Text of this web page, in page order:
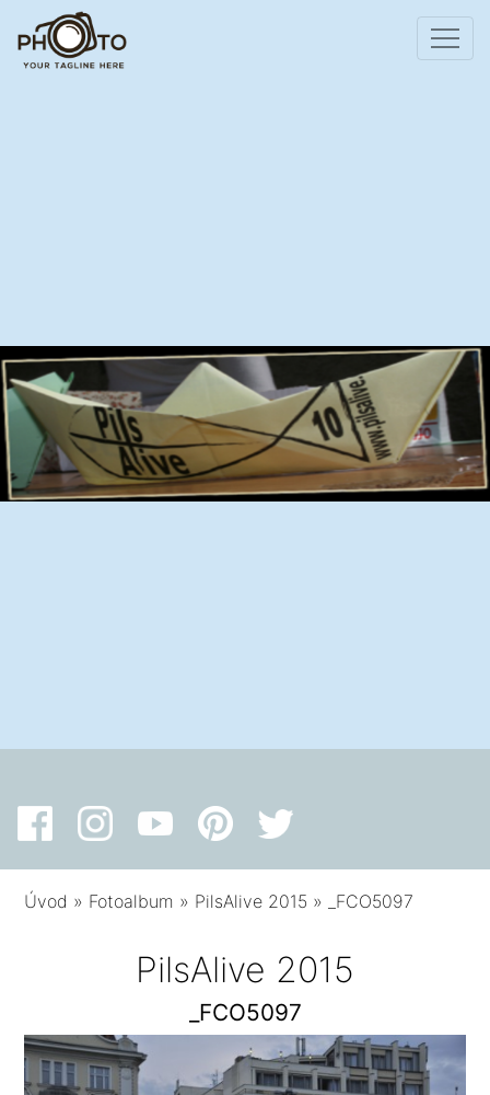
Úvod » Fotoalbum » PilsAlive 2015 » _FCO5097
PilsAlive 2015
_FCO5097